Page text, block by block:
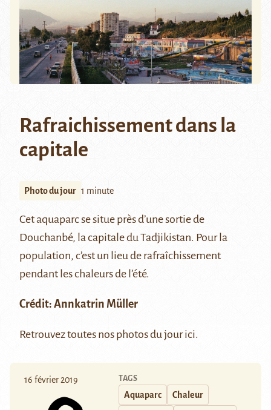
Rafraichissement dans la
capitale
Photo du jour 1 minute
Cet aquaparc se situe près d’une sortie de
Douchanbé, la capitale du Tadjikistan. Pour la
population, c’est un lieu de rafraîchissement
pendant les chaleurs de l’été.
Crédit: Annkatrin Müller
Retrouvez toutes nos photos du jourici.
16 février 2019 TAGS
Aquaparc Chaleur